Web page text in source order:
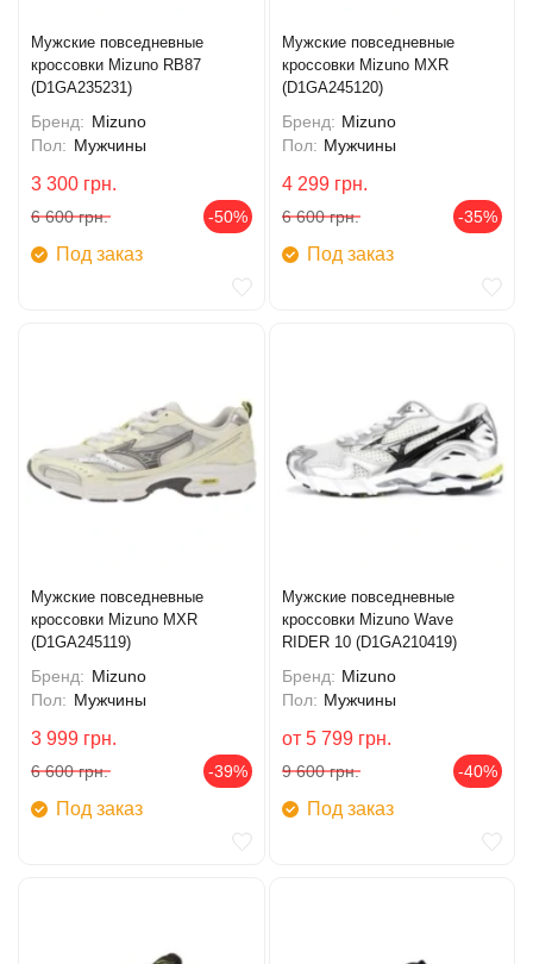
Мужские повседневные
кроссовки Mizuno RB87
(D1GA235231)
Бренд: Mizuno
Пол: Мужчины
3 300 грн.
6 600 грн. -50%
Под заказ
Мужские повседневные
кроссовки Mizuno MXR
(D1GA245120)
Бренд: Mizuno
Пол: Мужчины
4 299 грн.
6 600 грн. -35%
Под заказ
Мужские повседневные
кроссовки Mizuno MXR
(D1GA245119)
Бренд: Mizuno
Пол: Мужчины
3 999 грн.
6 600 грн. -39%
Под заказ
Мужские повседневные
кроссовки Mizuno Wave
RIDER 10 (D1GA210419)
Бренд: Mizuno
Пол: Мужчины
от 5 799 грн.
9 600 грн. -40%
Под заказ